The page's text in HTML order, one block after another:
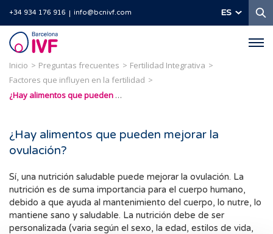
+34 934 176 916 info@bcnivf.com ES
Barcelona
IVF
Inicio Preguntas frecuentes
Fertilidad Integrativa
Factores que influyen en la fertilidad
¿Hay alimentos que pueden mejorar la ovulación?
¿Hay alimentos que pueden mejorar la
ovulación?
Sí, una nutrición saludable puede mejorar la ovulación. La
nutrición es de suma importancia para el cuerpo humano,
debido a que ayuda al mantenimiento del cuerpo, lo nutre, lo
mantiene sano y saludable. La nutrición debe de ser
personalizada (varia según el sexo, la edad, estilos de vida,